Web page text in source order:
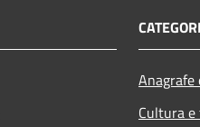
Cultura